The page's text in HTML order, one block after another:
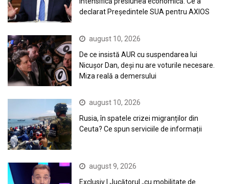
declarat Președintele SUA pentru AXIOS
august 10, 2026
De ce insistă AUR cu suspendarea lui
Nicușor Dan, deși nu are voturile necesare.
Miza reală a demersului
august 10, 2026
Rusia, în spatele crizei migranților din
Ceuta? Ce spun serviciile de informații
august 9, 2026
Exclusiv | Jucătorul „cu mobilitate de